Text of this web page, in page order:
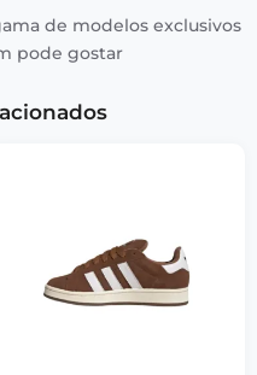
de modelos exclusivos
pode gostar